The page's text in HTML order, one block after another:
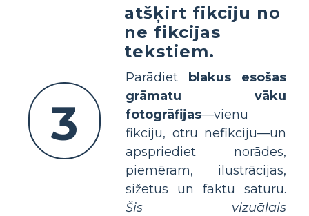
3
atšķirt fikciju no
ne fikcijas
tekstiem.
Parādiet
blakus esošas
grāmatu vāku
fotogrāfijas—vienu
fikciju, otru nefikciju—un
apspriediet norādes,
piemēram, ilustrācijas,
sižetus un faktu saturu.
Šis vizuālais